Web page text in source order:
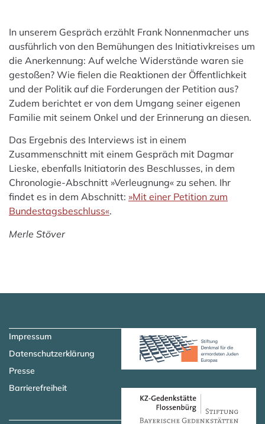
In unserem Gespräch erzählt Frank Nonnenmacher uns
ausführlich von den Bemühungen des Initiativkreises um
die Anerkennung: Auf welche Widerstände waren sie
gestoßen? Wie fielen die Reaktionen der Öffentlichkeit
und der Politik auf die Forderungen der Petition aus?
Zudem berichtet er von dem Umgang seiner eigenen
Familie mit seinem Onkel und der Erinnerung an diesen.
Das Ergebnis des Interviews ist in einem
Zusammenschnitt mit einem Gespräch mit Dagmar
Lieske, ebenfalls Initiatorin des Beschlusses, in dem
Chronologie-Abschnitt »Verleugnung« zu sehen. Ihr
findet es in dem Abschnitt: »Mit einer Petition zum
Bundestagsbeschluss«.
Merle Stöver
Impressum
Datenschutzerklärung
Presse
Barrierefreiheit